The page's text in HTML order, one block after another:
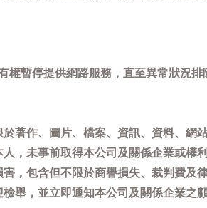
暫停提供網路服務，直至異常狀況排
著作、圖片、檔案、資訊、資料、網
，未事前取得本公司及關係企業或權
，包含但不限於商譽損失、裁判費及律
舉，並立即通知本公司及關係企業之